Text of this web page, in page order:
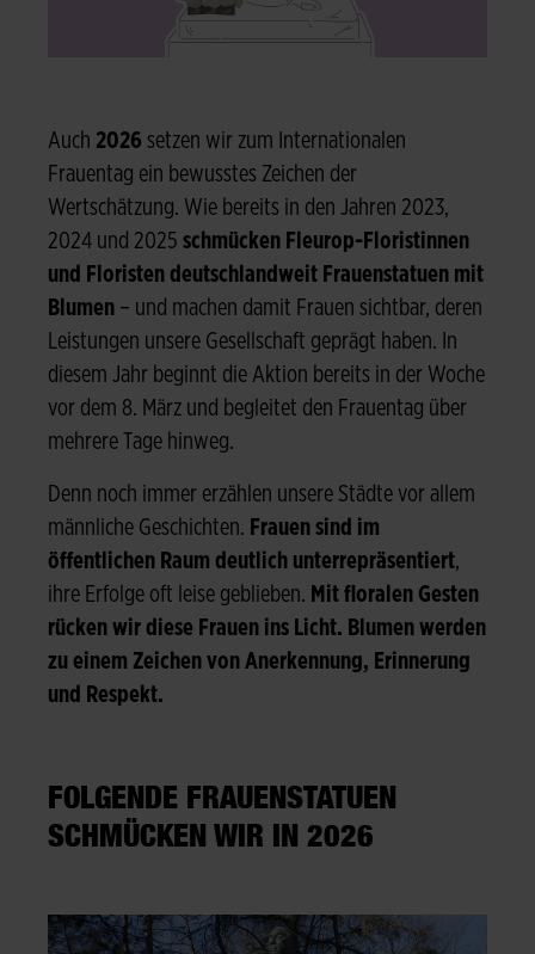
Auch 2026 setzen wir zum Internationalen
Frauentag ein bewusstes Zeichen der
Wertschätzung. Wie bereits in den Jahren 2023,
2024 und 2025 schmücken Fleurop-Floristinnen
und Floristen deutschlandweit Frauenstatuen mit
Blumen – und machen damit Frauen sichtbar, deren
Leistungen unsere Gesellschaft geprägt haben. In
diesem Jahr beginnt die Aktion bereits in der Woche
vor dem 8. März und begleitet den Frauentag über
mehrere Tage hinweg.
Denn noch immer erzählen unsere Städte vor allem
männliche Geschichten. Frauen sind im
öffentlichen Raum deutlich unterrepräsentiert,
ihre Erfolge oft leise geblieben. Mit floralen Gesten
rücken wir diese Frauen ins Licht. Blumen werden
zu einem Zeichen von Anerkennung, Erinnerung
und Respekt.
FOLGENDE FRAUENSTATUEN
SCHMÜCKEN WIR IN 2026